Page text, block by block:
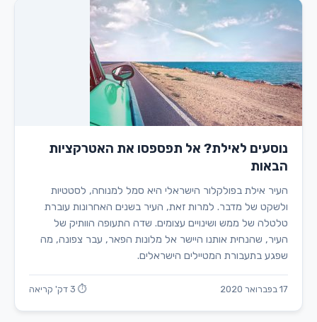
נוסעים לאילת? אל תפספסו את האטרקציות
הבאות
העיר אילת בפולקלור הישראלי היא סמל למנוחה, לסטטיות
ולשקט של מדבר. למרות זאת, העיר בשנים האחרונות עוברת
טלטלה של ממש ושינויים עצומים. שדה התעופה הוותיק של
העיר, שהנחית אותנו היישר אל מלונות הפאר, עבר צפונה, מה
שפגע בתעבורת המטיילים הישראלים.
17 בפברואר 2020 ⏱ 3 דק' קריאה